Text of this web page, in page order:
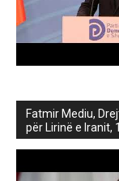
Fatmir Mediu,
për Lirinë e Iranit,